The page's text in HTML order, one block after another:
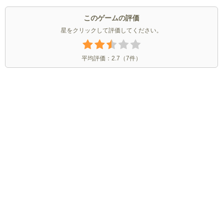
このゲームの評価
星をクリックして評価してください。
平均評価： 2.7 （7件）